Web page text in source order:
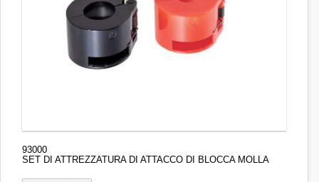
93000
SET DI ATTREZZATURA DI ATTACCO DI BLOCCA MOLLA